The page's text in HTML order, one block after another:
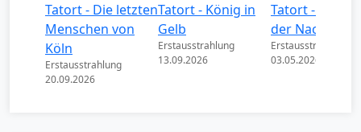
Tatort - Die letzten
Menschen von
Köln
Erstausstrahlung
20.09.2026
Tatort - König in
Gelb
Erstausstrahlung
13.09.2026
Tatort - Könige
der Nacht
Erstausstrahlung
03.05.2026